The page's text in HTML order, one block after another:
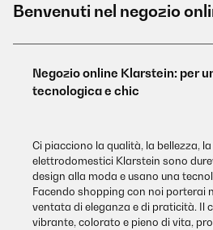
Benvenuti nel negozio
Ci piacciono la qualità, la bellezza,
elettrodomestici Klarstein sono
design alla moda e usano una
Facendo shopping con noi porterai
ventata di eleganza e di praticità. Il
vibrante, colorato e pieno di vita,